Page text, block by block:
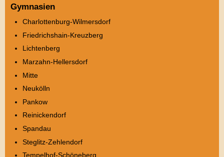
Gymnasien
Charlottenburg-Wilmersdorf
Friedrichshain-Kreuzberg
Lichtenberg
Marzahn-Hellersdorf
Mitte
Neukölln
Pankow
Reinickendorf
Spandau
Steglitz-Zehlendorf
Tempelhof-Schöneberg